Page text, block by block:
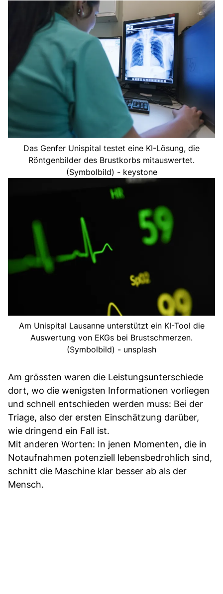
Das Genfer Unispital testet eine KI-Lösung, die
Röntgenbilder des Brustkorbs mitauswertet.
(Symbolbild) - keystone
Am Unispital Lausanne unterstützt ein KI-Tool die
Auswertung von EKGs bei Brustschmerzen.
(Symbolbild) - unsplash
Am grössten waren die Leistungsunterschiede
dort, wo die wenigsten Informationen vorliegen
und schnell entschieden werden muss: Bei der
Triage, also der ersten Einschätzung darüber,
wie dringend ein Fall ist.
Mit anderen Worten: In jenen Momenten, die in
Notaufnahmen potenziell lebensbedrohlich sind,
schnitt die Maschine klar besser ab als der
Mensch.